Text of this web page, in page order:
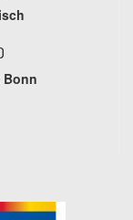
Bonn